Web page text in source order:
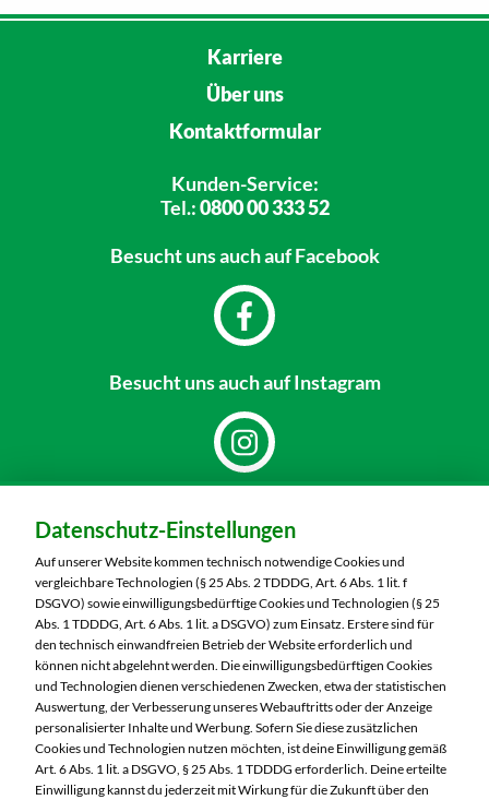
Karriere
Über uns
Kontaktformular
Kunden-Service:
Tel.:0800 00 333 52
Besucht unsauch auf Facebook
Besucht unsauch auf Instagram
MARKTKAUF Nobitz
Altenburger Straße 29
04603 Nobitz
Telefon:03447 51260
Markt ändern
Öffnungszeiten diese Woche:
Mo:
07:00 – 20:00 Uhr
Di:
07:00 – 20:00 Uhr
Datenschutz-Einstellungen
Auf unserer Website kommen technisch notwendige Cookies und
vergleichbare Technologien (§ 25 Abs. 2 TDDDG, Art. 6 Abs. 1 lit. f
DSGVO) sowie einwilligungsbedürftige Cookies und Technologien (§ 25
Abs. 1 TDDDG, Art. 6 Abs. 1 lit. a DSGVO) zum Einsatz. Erstere sind für
den technisch einwandfreien Betrieb der Website erforderlich und
können nicht abgelehnt werden. Die einwilligungsbedürftigen Cookies
und Technologien dienen verschiedenen Zwecken, etwa der statistischen
Auswertung, der Verbesserung unseres Webauftritts oder der Anzeige
personalisierter Inhalte und Werbung. Sofern Sie diese zusätzlichen
Cookies und Technologien nutzen möchten, ist deine Einwilligung gemäß
Art. 6 Abs. 1 lit. a DSGVO, § 25 Abs. 1 TDDDG erforderlich. Deine erteilte
Einwilligung kannst du jederzeit mit Wirkung für die Zukunft über den